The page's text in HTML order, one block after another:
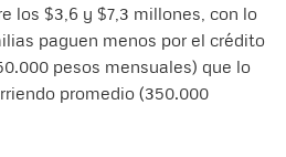
los $3,6 y $7,3 millones, con lo
paguen menos por el crédito
pesos mensuales) que lo
promedio (350.000